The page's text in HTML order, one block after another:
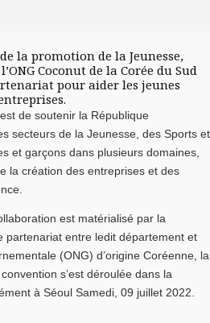
la promotion de la Jeunesse,
Coconut de la Corée du Sud
pour aider les jeunes
de soutenir la République
secteurs de la Jeunesse, des Sports et
et garçons dans plusieurs domaines,
la création des entreprises et des
est matérialisé par la
partenariat entre ledit département et
(ONG) d’origine Coréenne, la
s’est déroulée dans la
à Séoul Samedi, 09 juillet 2022.